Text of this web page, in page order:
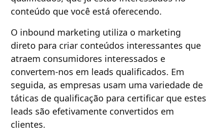
conteúdo que você está oferecendo.
O inbound marketing utiliza o marketing
direto para criar conteúdos interessantes que
atraem consumidores interessados ​​e
convertem-nos em leads qualificados. Em
seguida, as empresas usam uma variedade de
táticas de qualificação para certificar que estes
leads são efetivamente convertidos em
clientes.